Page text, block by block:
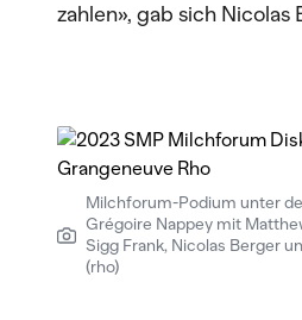
zahlen», gab sich
Milchforum-Podium unter
Grégoire Nappey mit
Sigg Frank, Nicolas Berger
(rho)